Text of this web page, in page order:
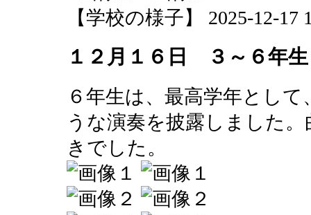
【学校の様子】 2025-12-17
１２月１６日 ３～６年
６年生は、最高学年とし
うな演奏を披露しました
きでした。